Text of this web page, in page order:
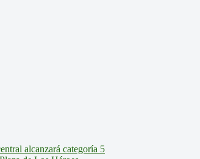
alcanzará categoría 5